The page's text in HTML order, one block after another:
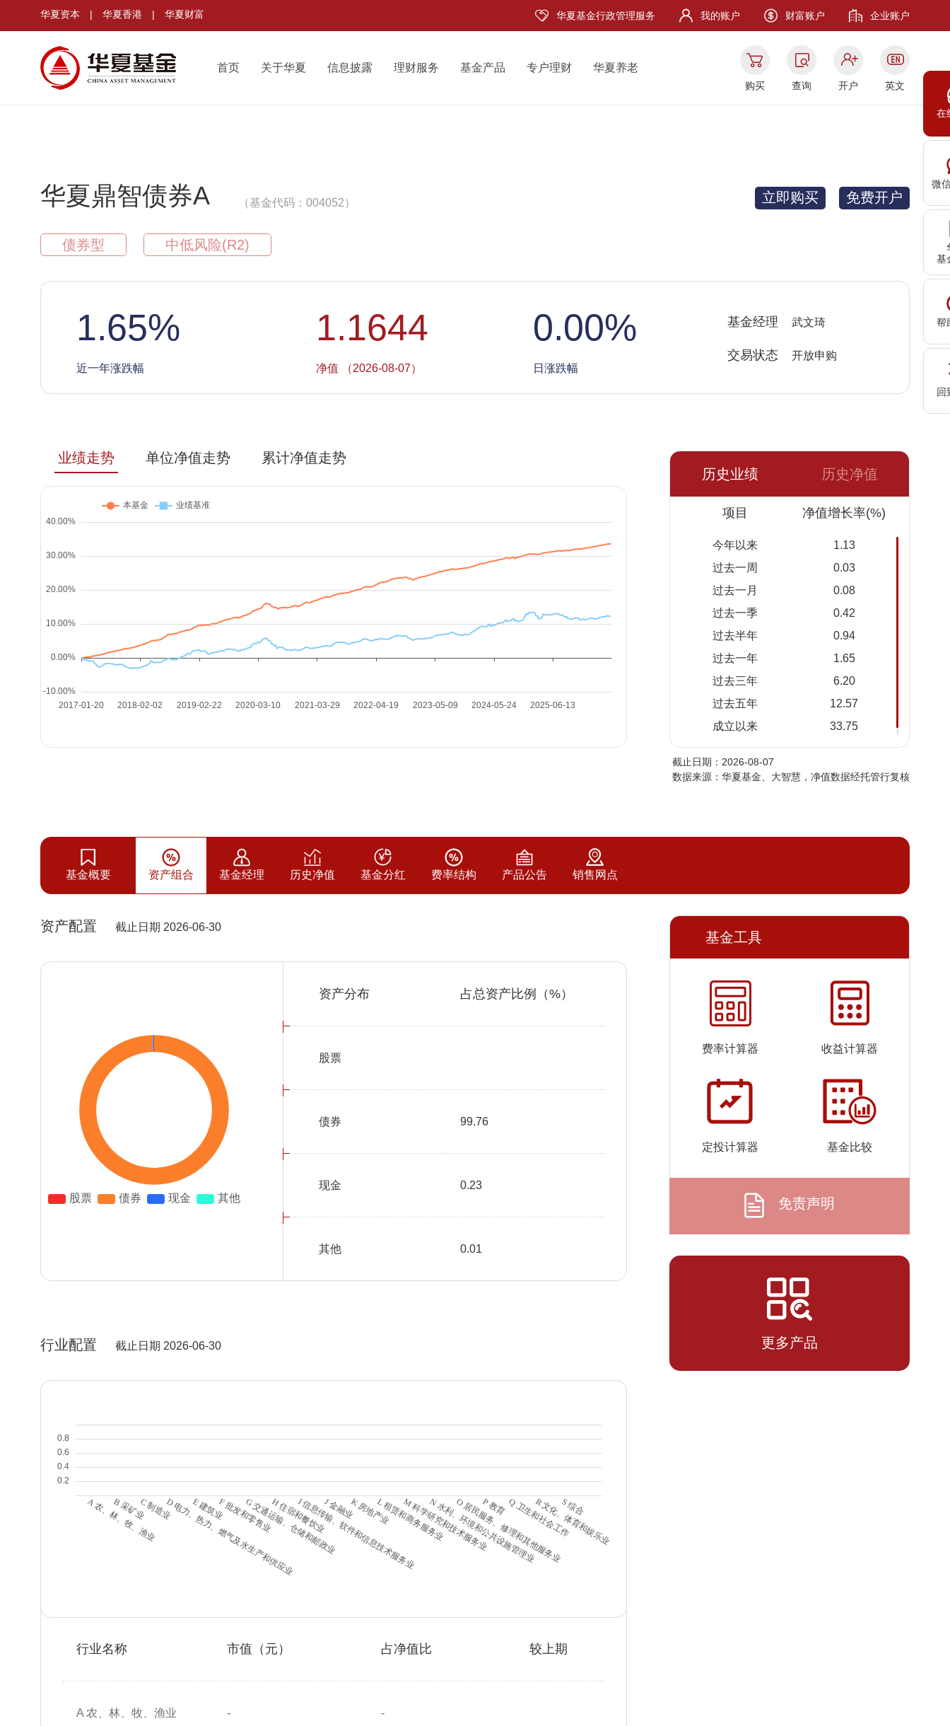
在
微
基
帮
回
华夏资本 | 华夏香港 | 华夏财富 华夏基金行政管理服务 我的账户 财富账户 企业账户
首页 关于华夏 信息披露 理财服务 基金产品 专户理财 华夏养老
购买 查询 开户 英文
华夏鼎智债券A （基金代码：004052）
债券型 中低风险(R2)
立即购买 免费开户
1.65%
近一年涨跌幅
1.1644
净值 （2026-08-07）
0.00%
日涨跌幅
基金经理 武文琦
交易状态 开放申购
业绩走势 单位净值走势
累计净值走势
历史业绩
历史净值
项目 净值增长率(%)
今年以来
1.13
过去一周
0.03
过去一月
0.08
过去一季
0.42
过去半年
0.94
过去一年
1.65
过去三年
6.20
过去五年
12.57
成立以来
33.75
净值
累计净
2026-
1.1644
08-06
2026-
08-05
1.1643
2026-
08-04
1.1643
2026-
1.1642
2026-
07-31
1.1641 1.3115
07-28
07-27
2026-
1.1640 1.3114
2026-
07-23
1.1640
07-22
2026-
1.1638
2026-
1.1638
07-17
1.1637 1.3111
2026-
07-15
1.1637 1.3111
1.3110
截止日期：2026-08-07
数据来源：华夏基金、大智慧，净值数据经托管行复核
基金概要 资产组合 基金经理 历史净值 基金分红 费率结构 产品公告 销售网点
资产配置 截止日期 2026-06-30
资产分布 占总资产比例（%）
股票
债券 99.76
现金 0.23
其他 0.01
行业配置 截止日期 2026-06-30
行业名称 市值（元） 占净值比 较上期
A 农、林、牧、渔业 - -
基金工具
费率计算器 收益计算器
定投计算器 基金比较
免责声明
更多产品